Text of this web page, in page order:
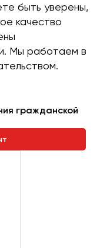
быть уверены,
качество
Мы работаем в
гражданской